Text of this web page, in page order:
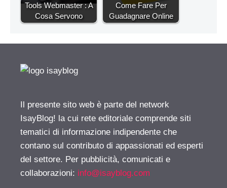
Tools Webmaster : A
Cosa Servono
Come Fare Per
Guadagnare Online
Il presente sito web è parte del network
IsayBlog! la cui rete editoriale comprende siti
tematici di informazione indipendente che
contano sul contributo di appassionati ed esperti
del settore. Per pubblicità, comunicati e
collaborazioni: info@isayblog.com